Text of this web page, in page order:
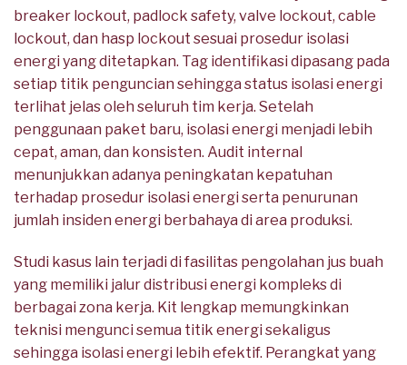
breaker lockout, padlock safety, valve lockout, cable
lockout, dan hasp lockout sesuai prosedur isolasi
energi yang ditetapkan. Tag identifikasi dipasang pada
setiap titik penguncian sehingga status isolasi energi
terlihat jelas oleh seluruh tim kerja. Setelah
penggunaan paket baru, isolasi energi menjadi lebih
cepat, aman, dan konsisten. Audit internal
menunjukkan adanya peningkatan kepatuhan
terhadap prosedur isolasi energi serta penurunan
jumlah insiden energi berbahaya di area produksi.
Studi kasus lain terjadi di fasilitas pengolahan jus buah
yang memiliki jalur distribusi energi kompleks di
berbagai zona kerja. Kit lengkap memungkinkan
teknisi mengunci semua titik energi sekaligus
sehingga isolasi energi lebih efektif. Perangkat yang